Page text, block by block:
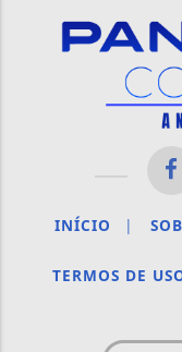
INÍCIO |
TERMOS DE